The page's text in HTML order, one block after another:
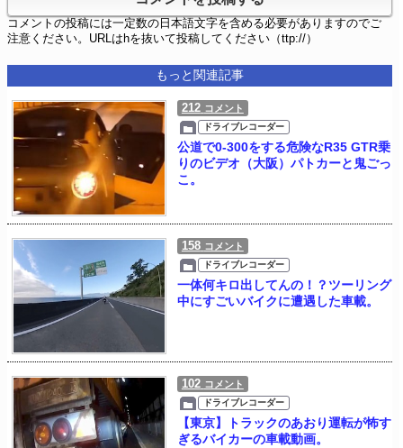
コメントの投稿には一定数の日本語文字を含める必要がありますのでご
注意ください。URLはhを抜いて投稿してください（ttp://）
もっと関連記事
212 コメント
ドライブレコーダー
公道で0-300をする危険なR35 GTR乗
りのビデオ（大阪）パトカーと鬼ごっ
こ。
158 コメント
ドライブレコーダー
一体何キロ出してんの！？ツーリング
中にすごいバイクに遭遇した車載。
102 コメント
ドライブレコーダー
【東京】トラックのあおり運転が怖す
ぎるバイカーの車載動画。